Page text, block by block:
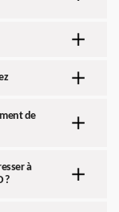
de
à
?